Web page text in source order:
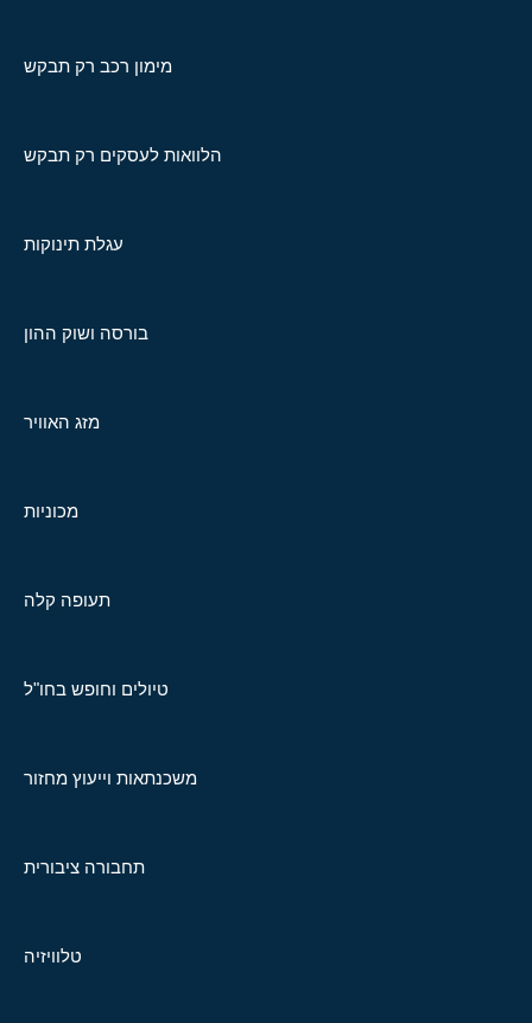
מימון רכב רק תבקש
הלוואות לעסקים רק תבקש
עגלת תינוקות
בורסה ושוק ההון
מזג האוויר
מכוניות
תעופה קלה
טיולים וחופש בחו"ל
משכנתאות וייעוץ מחזור
תחבורה ציבורית
טלוויזיה